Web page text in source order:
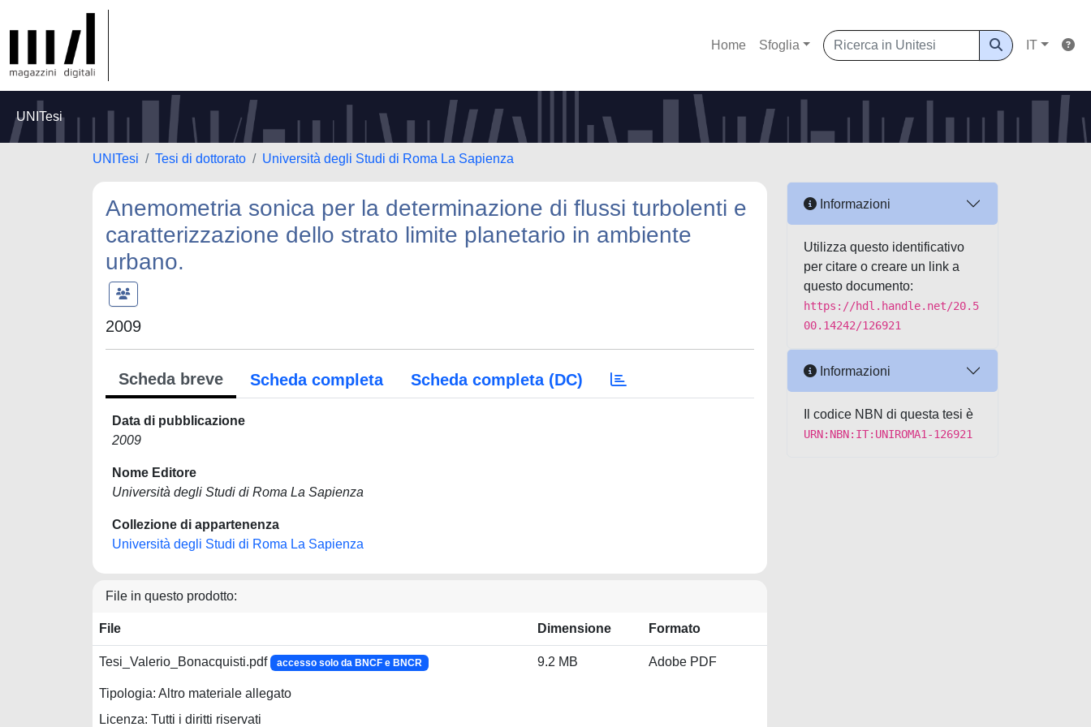
Home Sfoglia IT
UNITesi
UNITesi Tesi di dottorato Università degli Studi di Roma La Sapienza
Anemometria sonica per la determinazione di flussi turbolenti e
caratterizzazione dello strato limite planetario in ambiente
urbano.
2009
Scheda breve Scheda completa Scheda completa (DC)
Data di pubblicazione
2009
Nome Editore
Università degli Studi di Roma La Sapienza
Collezione di appartenenza
Università degli Studi di Roma La Sapienza
File in questo prodotto:
File Dimensione Formato
Tesi_Valerio_Bonacquisti.pdf accesso solo da BNCF e BNCR
Tipologia: Altro materiale allegato
Licenza: Tutti i diritti riservati
9.2 MB Adobe PDF
Informazioni
Utilizza questo identificativo
per citare o creare un link a
questo documento:
https://hdl.handle.net/20.5
00.14242/126921
Informazioni
Il codice NBN di questa tesi è
URN:NBN:IT:UNIROMA1-126921